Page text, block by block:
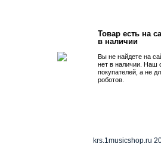
Товар есть на
в наличии
Вы не найдете на
нет в наличии. Наш
покупателей, а не
роботов.
krs.1musicshop.ru